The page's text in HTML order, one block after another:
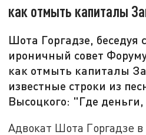
как отмыть капиталы
Шота Горгадзе, беседуя
ироничный совет
как отмыть капиталы
известные строки из
Высоцкого: "Где
Адвокат Шота Горгадзе в